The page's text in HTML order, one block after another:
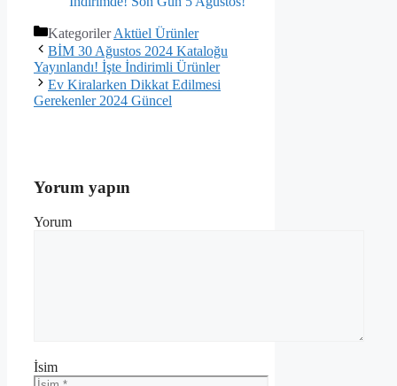
KategorilerAktüel Ürünler
BİM 30 Ağustos 2024 Kataloğu
Yayınlandı! İşte İndirimli Ürünler
Ev Kiralarken Dikkat Edilmesi
Gerekenler 2024 Güncel
Yorum yapın
Yorum
İsim